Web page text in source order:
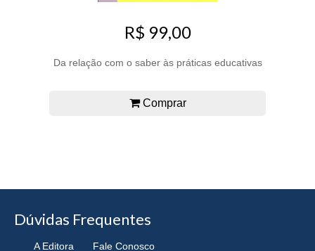
R$ 99,00
Da relação com o saber às práticas educativas
Comprar
Dúvidas Frequentes
A Editora Fale Conosco